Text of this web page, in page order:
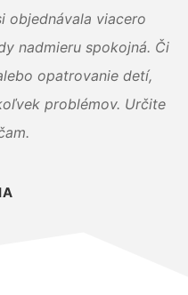
objednávala viacero
nadmieru spokojná. Či
opatrovanie detí,
problémov. Určite